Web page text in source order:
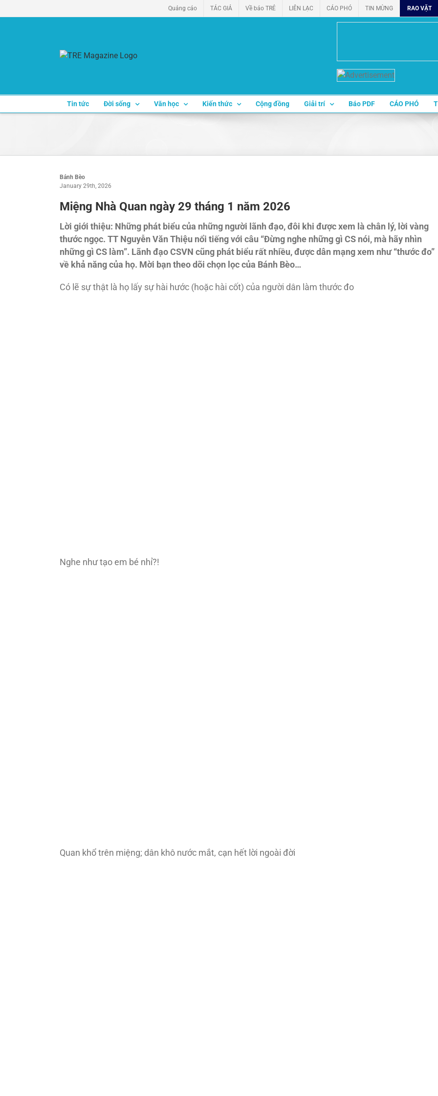
to
Quảng cáo TÁC GIẢ Về báo TRẺ LIÊN LẠC CÁO PHÓ TIN MỪNG RAO VẶT
Tin tức Đời sống Văn học Kiến thức Cộng đồng Giải trí Báo PDF CÁO PHÓ
Bánh Bèo
January 29th, 2026
Miệng Nhà Quan ngày 29 tháng 1 năm 2026
Lời giới thiệu: Những phát biểu của những người lãnh đạo, đôi khi được xem là chân lý, lời vàng
thước ngọc. TT Nguyễn Văn Thiệu nổi tiếng với câu “Đừng nghe những gì CS nói, mà hãy nhìn
những gì CS làm”. Lãnh đạo CSVN cũng phát biểu rất nhiều, được dân mạng xem như “thước đo”
về khả năng của họ. Mời bạn theo dõi chọn lọc của Bánh Bèo…
Có lẽ sự thật là họ lấy sự hài hước (hoặc hài cốt) của người dân làm thước đo
Nghe như tạo em bé nhỉ?!
Quan khổ trên miệng; dân khô nước mắt, cạn hết lời ngoài đời